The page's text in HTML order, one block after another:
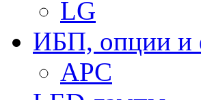
LG
ИБП, опции и
APC